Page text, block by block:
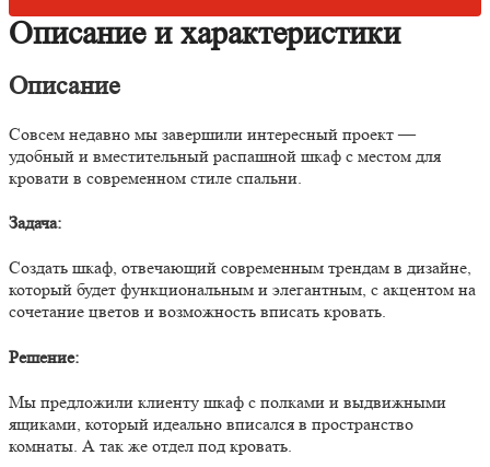
Описание и характеристики
Описание
Совсем недавно мы завершили интересный проект —
удобный и вместительный распашной шкаф с местом для
кровати в современном стиле спальни.
Задача:
Создать шкаф, отвечающий современным трендам в дизайне,
который будет функциональным и элегантным, с акцентом на
сочетание цветов и возможность вписать кровать.
Решение:
Мы предложили клиенту шкаф с полками и выдвижными
ящиками, который идеально вписался в пространство
комнаты. А так же отдел под кровать.